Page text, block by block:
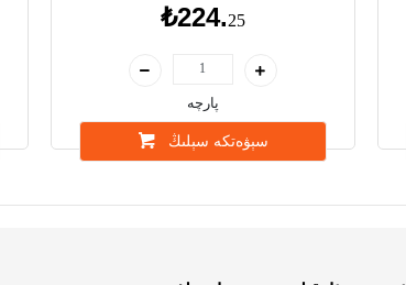
₺224.25
پارچە
سېۋەتكە سېلىڭ